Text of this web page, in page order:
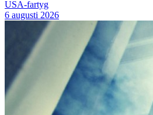
USA-fartyg
6 augusti 2026